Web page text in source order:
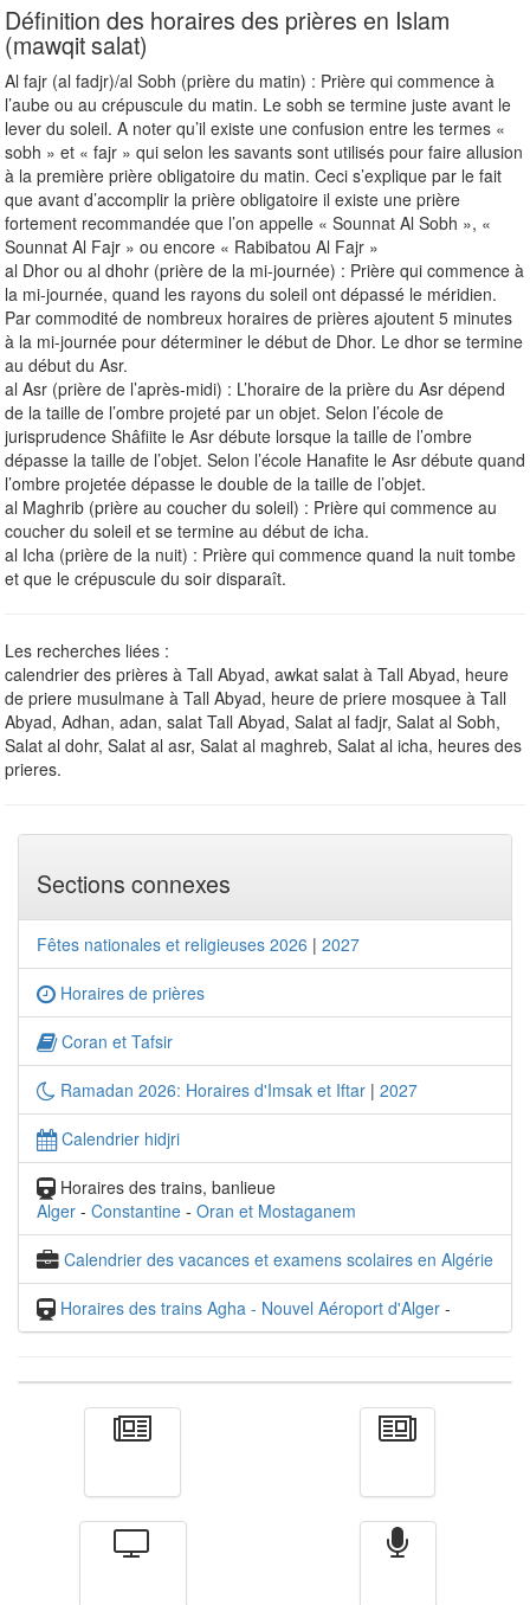
Définition des horaires des prières en Islam
(mawqit salat)
Al fajr (al fadjr)/al Sobh (prière du matin) : Prière qui commence à
l’aube ou au crépuscule du matin. Le sobh se termine juste avant le
lever du soleil. A noter qu’il existe une confusion entre les termes «
sobh » et « fajr » qui selon les savants sont utilisés pour faire allusion
à la première prière obligatoire du matin. Ceci s’explique par le fait
que avant d’accomplir la prière obligatoire il existe une prière
fortement recommandée que l’on appelle « Sounnat Al Sobh », «
Sounnat Al Fajr » ou encore « Rabibatou Al Fajr »
al Dhor ou al dhohr (prière de la mi-journée) : Prière qui commence à
la mi-journée, quand les rayons du soleil ont dépassé le méridien.
Par commodité de nombreux horaires de prières ajoutent 5 minutes
à la mi-journée pour déterminer le début de Dhor. Le dhor se termine
au début du Asr.
al Asr (prière de l’après-midi) : L’horaire de la prière du Asr dépend
de la taille de l’ombre projeté par un objet. Selon l’école de
jurisprudence Shâfiite le Asr débute lorsque la taille de l’ombre
dépasse la taille de l’objet. Selon l’école Hanafite le Asr débute quand
l’ombre projetée dépasse le double de la taille de l’objet.
al Maghrib (prière au coucher du soleil) : Prière qui commence au
coucher du soleil et se termine au début de icha.
al Icha (prière de la nuit) : Prière qui commence quand la nuit tombe
et que le crépuscule du soir disparaît.
Les recherches liées :
calendrier des prières à Tall Abyad, awkat salat à Tall Abyad, heure
de priere musulmane à Tall Abyad, heure de priere mosquee à Tall
Abyad, Adhan, adan, salat Tall Abyad, Salat al fadjr, Salat al Sobh,
Salat al dohr, Salat al asr, Salat al maghreb, Salat al icha, heures des
prieres.
Sections connexes
Fêtes nationales et religieuses 2026 | 2027
Horaires de prières
Coran et Tafsir
Ramadan 2026: Horaires d'Imsak et Iftar | 2027
Calendrier hidjri
Horaires des trains, banlieue
Alger - Constantine - Oran et Mostaganem
Calendrier des vacances et examens scolaires en Algérie
Horaires des trains Agha - Nouvel Aéroport d'Alger -